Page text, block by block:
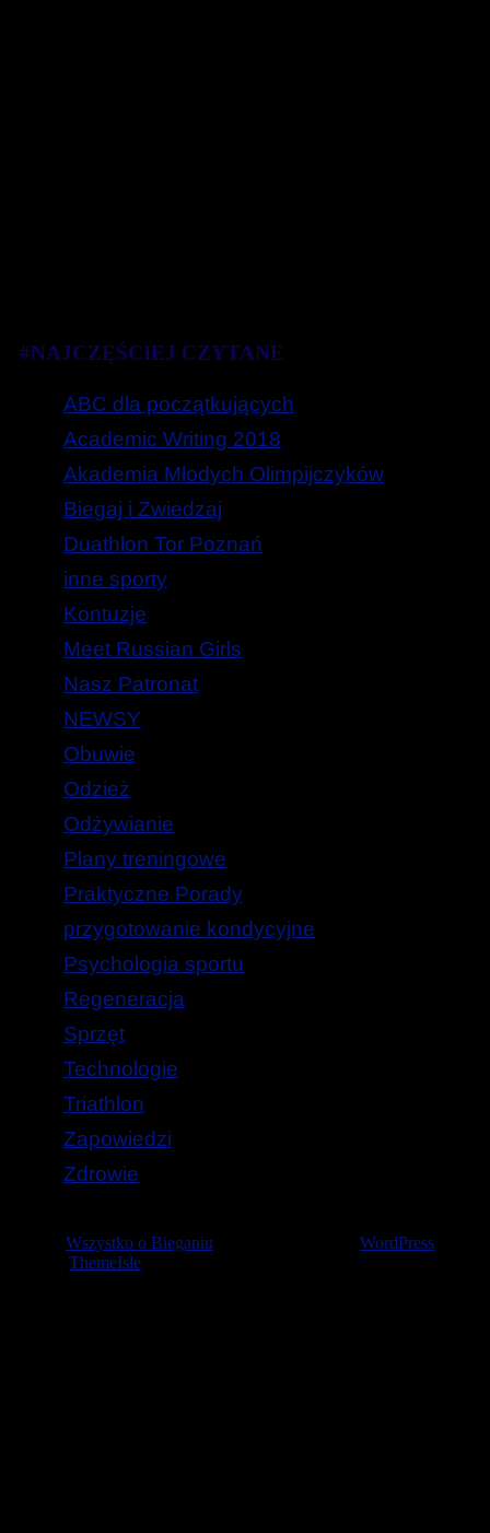
#NAJCZĘŚCIEJ CZYTANE
ABC dla początkujących
Academic Writing 2018
Akademia Młodych Olimpijczyków
Biegaj i Zwiedzaj
Duathlon Tor Poznań
inne sporty
Kontuzje
Meet Russian Girls
Nasz Patronat
NEWSY
Obuwie
Odzież
Odżywianie
Plany treningowe
Praktyczne Porady
przygotowanie kondycyjne
Psychologia sportu
Regeneracja
Sprzęt
Technologie
Triathlon
Zapowiedzi
Zdrowie
Wszystko o Bieganiu
WordPress
ThemeIsle